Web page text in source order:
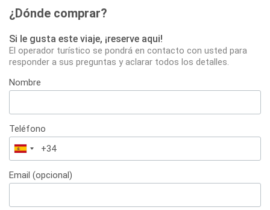
¿Dónde comprar?
Si le gusta este viaje, ¡reserve aqui!
El operador turístico se pondrá en contacto con usted para
responder a sus preguntas y aclarar todos los detalles.
Nombre
Teléfono
España
+34
Email (opcional)